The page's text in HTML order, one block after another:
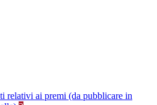
relativi ai premi (da pubblicare in